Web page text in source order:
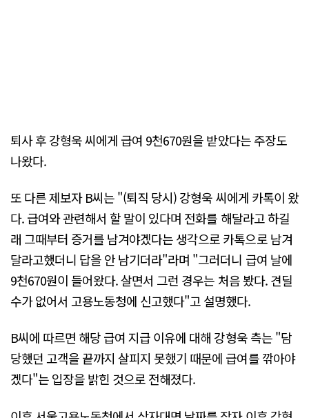
퇴사 후 강형욱 씨에게 급여 9천670원을 받았다는 주장도
나왔다.
또 다른 제보자 B씨는 "(퇴직 당시) 강형욱 씨에게 카톡이 왔
다. 급여와 관련해서 할 말이 있다며 전화를 해달라고 하길
래 그때부터 증거를 남겨야겠다는 생각으로 카톡으로 남겨
달라고했더니 답을 안 남기더라"라며 "그러더니 급여 날에
9천670원이 들어왔다. 살면서 그런 경우는 처음 봤다. 견딜
수가 없어서 고용노동청에 신고했다"고 설명했다.
B씨에 따르면 해당 급여 지급 이유에 대해 강형욱 측는 "담
당했던 고객을 끝까지 살피지 못했기 때문에 급여를 깎아야
겠다"는 입장을 밝힌 것으로 전해졌다.